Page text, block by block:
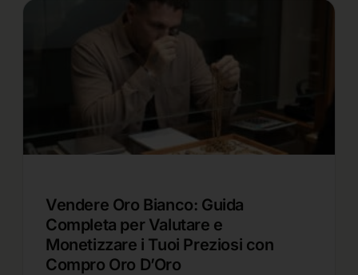
Vendere Oro Bianco: Guida
Completa per Valutare e
Monetizzare i Tuoi Preziosi con
Compro Oro D’Oro